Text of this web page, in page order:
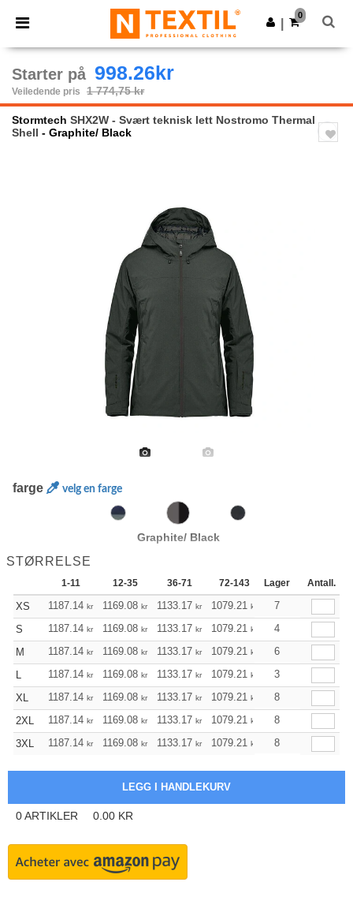
× Ntextil-app
Bedre priser i appen!
Last ned app
0
Starter på 998.26kr
Veiledende pris 1 774,75 kr
Stormtech SHX2W - Svært teknisk lett Nostromo Thermal
Shell - Graphite/ Black
farge velg en farge
Graphite/ Black
STØRRELSE
1-11 12-35 36-71 72-143 144-287 288 +
Lager Antall.
XS 1187.14 kr 1169.08 kr 1133.17 kr 1079.21 kr 1025.24
7
S
1187.14 kr 1169.08 kr 1133.17 kr 1079.21 kr 1025.24
4
M
1187.14 kr 1169.08 kr 1133.17 kr 1079.21 kr 1025.24
6
L
1187.14 kr 1169.08 kr 1133.17 kr 1079.21 kr 1025.24
3
XL
1187.14 kr 1169.08 kr 1133.17 kr 1079.21 kr 1025.24
8
2XL
1187.14 kr 1169.08 kr 1133.17 kr 1079.21 kr 1025.24
8
3XL
1187.14 kr 1169.08 kr 1133.17 kr 1079.21 kr 1025.24
8
0ARTIKLER 0.00 KR